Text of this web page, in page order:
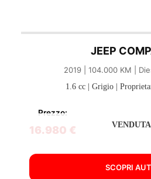
VENDUTA
JEEP
2019 | 104.000 KM |
1.6 cc | Grigio |
Prezzo:
16.980 €
SCOPRI